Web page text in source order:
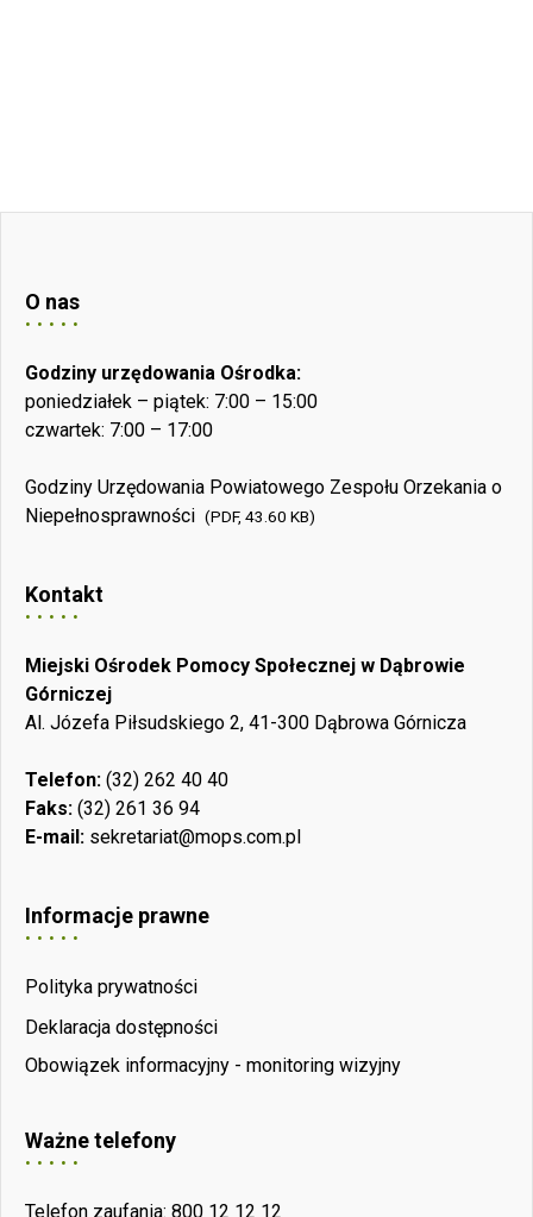
O nas
Godziny urzędowania Ośrodka:
poniedziałek – piątek: 7:00 – 15:00
czwartek: 7:00 – 17:00
Godziny Urzędowania Powiatowego Zespołu Orzekania o
Niepełnosprawności (PDF, 43.60 KB)
Kontakt
Miejski Ośrodek Pomocy Społecznej w Dąbrowie
Górniczej
Al. Józefa Piłsudskiego 2, 41-300 Dąbrowa Górnicza
Telefon: (32) 262 40 40
Faks: (32) 261 36 94
E-mail: sekretariat@mops.com.pl
Informacje prawne
Polityka prywatności
Deklaracja dostępności
Obowiązek informacyjny - monitoring wizyjny
Ważne telefony
Telefon zaufania: 800 12 12 12